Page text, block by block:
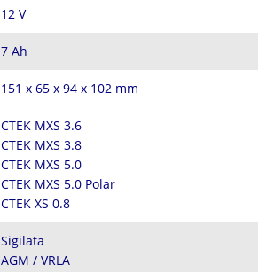
12 V
7 Ah
151 x 65 x 94 x 102 mm
CTEK MXS 3.6
CTEK MXS 3.8
CTEK MXS 5.0
CTEK MXS 5.0 Polar
CTEK XS 0.8
Sigilata
AGM / VRLA